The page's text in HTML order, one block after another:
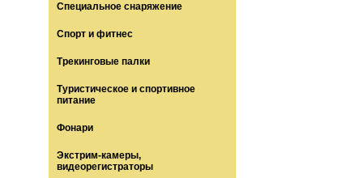
Специальное снаряжение
Спорт и фитнес
Трекинговые палки
Туристическое и спортивное
питание
Фонари
Экстрим-камеры,
видеорегистраторы